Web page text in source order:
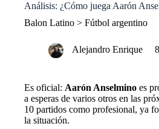
Análisis: ¿Cómo juega Aarón
Balon Latino > Fútbol argentino
Alejandro Enrique
Es oficial: Aarón Anselmino es
a esperas de varios otros en las
10 partidos como profesional, ya
la situación.